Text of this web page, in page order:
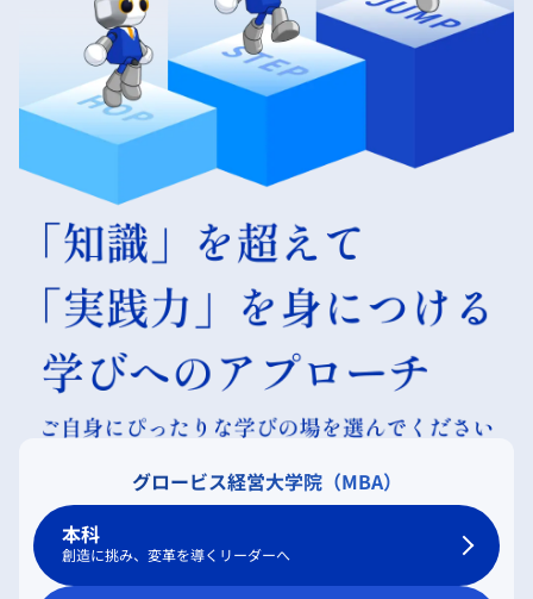
グロービス経営大学院（MBA）
本科
創造に挑み、変革を導くリーダーへ